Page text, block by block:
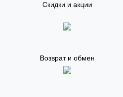
Скидки и акции
Возврат и обмен